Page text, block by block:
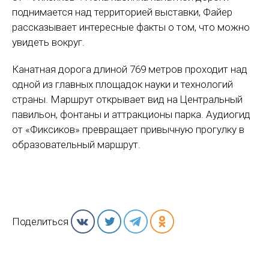
поднимается над территорией выставки, Файер
рассказывает интересные факты о том, что можно
увидеть вокруг.
Канатная дорога длиной 769 метров проходит над
одной из главных площадок науки и технологий
страны. Маршрут открывает вид на Центральный
павильон, фонтаны и аттракционы парка. Аудиогид
от «Фиксиков» превращает привычную прогулку в
образовательный маршрут.
Поделиться